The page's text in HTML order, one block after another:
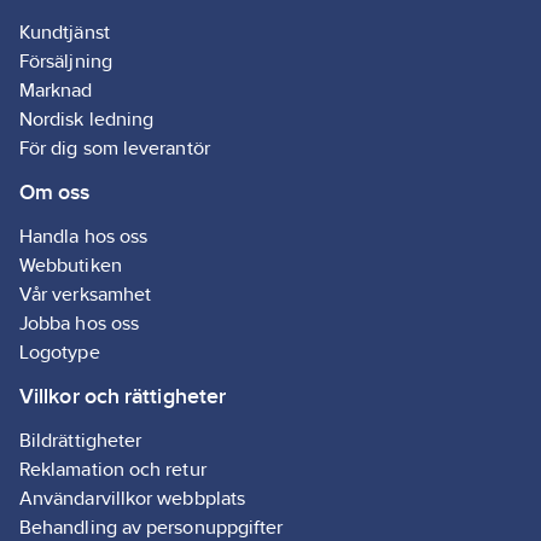
Kundtjänst
Försäljning
Marknad
Nordisk ledning
För dig som leverantör
Om oss
Handla hos oss
Webbutiken
Vår verksamhet
Jobba hos oss
Logotype
Villkor och rättigheter
Bildrättigheter
Reklamation och retur
Användarvillkor webbplats
Behandling av personuppgifter